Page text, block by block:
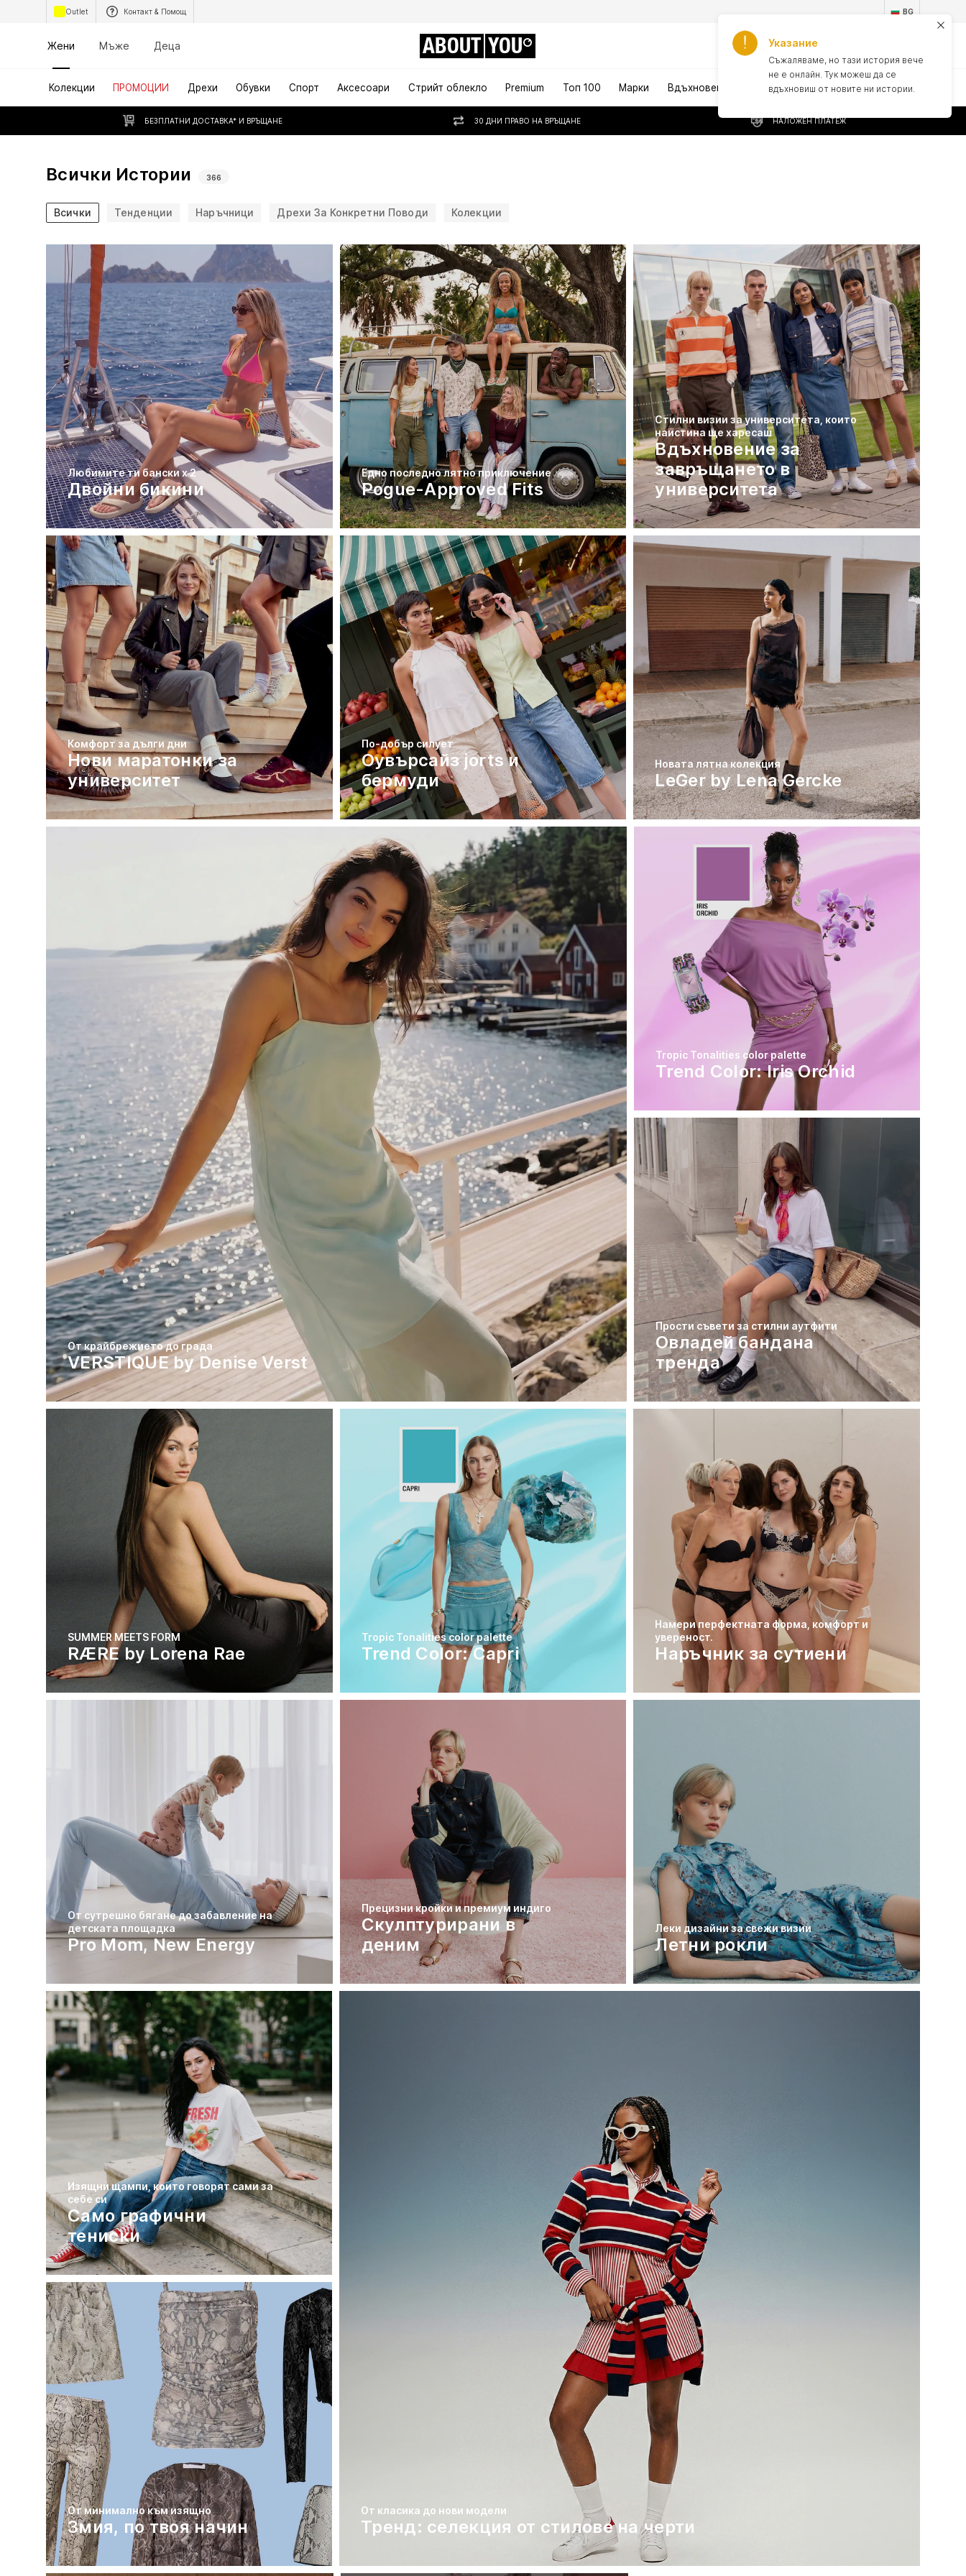
Outlet Контакт & Помощ BG
Жени Мъже Деца ABOUT YOU
Колекции ПРОМОЦИИ Дрехи Обувки Спорт Аксесоари Стрийт облекло Premium Топ 100 Марки Вдъхновение
БЕЗПЛАТНИ ДОСТАВКА* И ВРЪЩАНЕ 30 ДНИ ПРАВО НА ВРЪЩАНЕ НАЛОЖЕН ПЛАТЕЖ
Всички Истории 366
Всички Тенденции Наръчници Дрехи За Конкретни Поводи Колекции
Любимите ти бански х 2
Двойни бикини
Едно последно лятно приключение
Pogue-Approved Fits
Стилни визии за университета, които
наистина ще харесаш
Вдъхновение за
завръщането в
университета
Комфорт за дълги дни
Нови маратонки за
университет
По-добър силует
Оувърсайз jorts и
бермуди
Новата лятна колекция
LeGer by Lena Gercke
Tropic Tonalities color palette
Trend Color: Iris Orchid
Прости съвети за стилни аутфити
Овладей бандана
тренда
От крайбрежието до града
VERSTIQUE by Denise Verst
SUMMER MEETS FORM
RÆRE by Lorena Rae
Tropic Tonalities color palette
Trend Color: Capri
Намери перфектната форма, комфорт и
увереност.
Наръчник за сутиени
От сутрешно бягане до забавление на
детската площадка
Pro Mom, New Energy
Прецизни кройки и премиум индиго
Скулптурирани в
деним
Леки дизайни за свежи визии
Летни рокли
Изящни щампи, които говорят сами за
себе си
Само графични
тениски
От минимално към изящно
Змия, по твоя начин
От класика до нови модели
Тренд: селекция от стилове на черти
Указание
Съжаляваме, но тази история вече
не е онлайн. Тук можеш да се
вдъхновиш от новите ни истории.